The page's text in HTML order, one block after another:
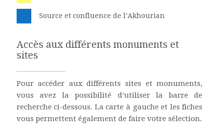
Source et confluence de l’Akhourian
Accès aux différents monuments et
sites
Pour accéder aux différents sites et monuments,
vous avez la possibilité d’utiliser la barre de
recherche ci-dessous. La carte à gauche et les fiches
vous permettent également de faire votre sélection.